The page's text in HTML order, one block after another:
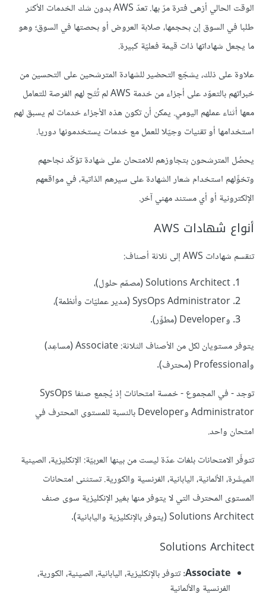
الوقت الحالي أزهى فترة مرّ بها. تعدّ AWS بدون شك الخدمات الأكثر
طلبا في السوق إن بحجمها، صلابة العروض أو بحصتها في السوق؛ وهو
ما يجعل شهاداتها ذات قيمة فعليّة كبيرة.
علاوة على ذلك، يشجّع التحضير للشهادة المترشحين على التحسين من
خبراتهم بالتعوّد على أجزاء من خدمة AWS لم تُتَح لهم الفرصة للتعامل
معها أثناء عملهم اليومي. يمكن أن تكون هذه الأجزاء خدمات لم يسبق لهم
استخدامها أو تقنيات وحِيّلا للعمل مع خدمات يستخدمونها دوريا.
يحصُل المترشحون بتجاوزهم للامتحان على شهادة تؤكّد نجاحهم
وتخوِّلهم استخدام شعار الشهادة على سيرهم الذاتية، في مواقعهم
الإلكترونية أو أي مستند مهني آخر.
أنواع شهادات AWS
تنقسم شهادات AWS إلى ثلاثة أصناف:
Solutions Architect (مصمّم حلول)،
SysOps Administrator (مدير عمليّات وأنظمة)،
وDeveloper (مطوِّر).
يتوفر مستويان لكل من الأصناف الثلاثة: Associate (مساعِد)
وProfessional (محترف).
توجد - في المجموع - خمسة امتحانات إذ يُجمع صنفا SysOps
Administrator وDeveloper بالنسبة للمستوى المحترف في
امتحان واحد.
تتوفّر الامتحانات بلغات عدّة ليست من بينها العربيّة: الإنكليزية، الصينية
الميسَّرة، الألمانية، اليابانية، الفرنسية والكورية. تستثنى امتحانات
المستوى المحترف التي لا يتوفر منها بغير الإنكليزية سوى صنف
Solutions Architect (يتوفر بالإنكليزية واليابانية).
Solutions Architect
Associate: تتوفر بالإنكليزية، اليابانية، الصينية، الكورية،
الفرنسية والألمانية